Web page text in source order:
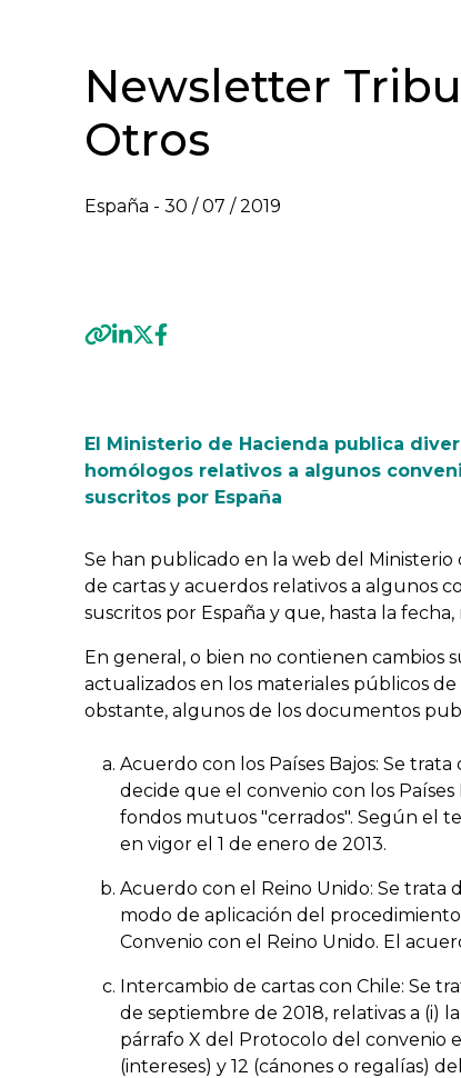
Newsletter
Otros
España - 30 / 07 / 2019
El Ministerio de Hacienda publica
homólogos relativos a algunos
suscritos por España
Se han publicado en la web del Ministerio
de cartas y acuerdos relativos a algunos
suscritos por España y que, hasta la
En general, o bien no contienen cambios
actualizados en los materiales públicos
obstante, algunos de los documentos
Acuerdo con los Países Bajos: Se
decide que el convenio con los Países
fondos mutuos "cerrados". Según el
en vigor el 1 de enero de 2013.
Acuerdo con el Reino Unido: Se trata
modo de aplicación del
Convenio con el Reino Unido. El
Intercambio de cartas con Chile: Se
de septiembre de 2018, relativas a (i)
párrafo X del Protocolo del convenio
(intereses) y 12 (cánones o regalías)